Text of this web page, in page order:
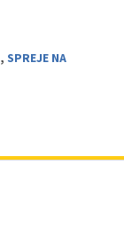
, SPREJE NA